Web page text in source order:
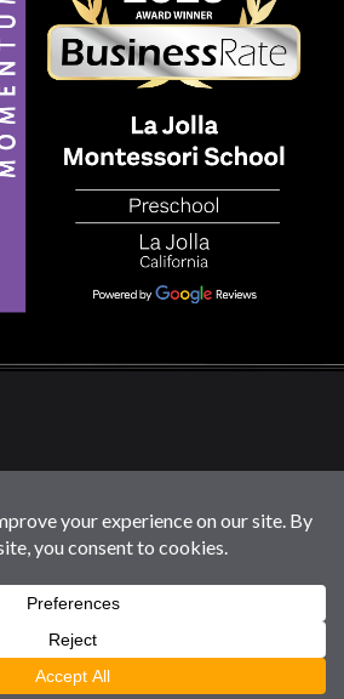
Reservados
Los Derechos.